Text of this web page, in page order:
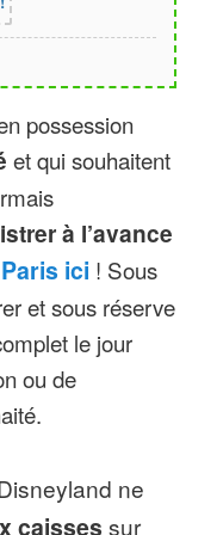
possession
et qui souhaitent
à l’avance
ici ! Sous
et sous réserve
le jour
ou de
ne
caisses sur